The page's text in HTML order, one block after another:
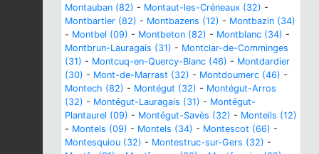
Montauban (82) - Montaut-les-Créneaux (32) -
Montbartier (82) - Montbazens (12) - Montbazin (34)
- Montbel (09) - Montbeton (82) - Montblanc (34) -
Montbrun-Lauragais (31) - Montclar-de-Comminges
(31) - Montcuq-en-Quercy-Blanc (46) - Montdardier
(30) - Mont-de-Marrast (32) - Montdoumerc (46) -
Montech (82) - Montégut (32) - Montégut-Arros
(32) - Montégut-Lauragais (31) - Montégut-
Plantaurel (09) - Montégut-Savès (32) - Monteils (12)
- Montels (09) - Montels (34) - Montescot (66) -
Montesquiou (32) - Montestruc-sur-Gers (32) -